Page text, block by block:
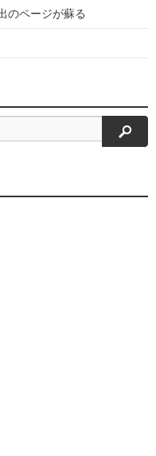
のページが蘇る
検索